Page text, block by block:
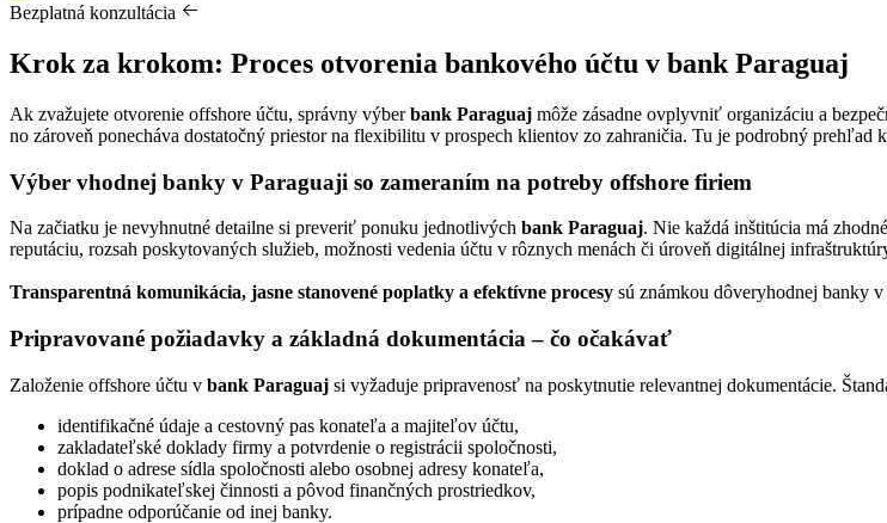
Bezplatná konzultácia
Krok za krokom: Proces otvorenia bankového účtu v bank Paraguaj
Ak zvažujete otvorenie offshore účtu, správny výberbank Paraguaj môže zásadne ovplyvniť organizáciu a
no zároveň ponecháva dostatočný priestor na flexibilitu v prospech klientov zo zahraničia. Tu je podrobný
Výber vhodnej banky v Paraguaji so zameraním na potreby offshore firiem
Na začiatku je nevyhnutné detailne si preveriť ponuku jednotlivých bank Paraguaj. Nie každá inštitúcia má
reputáciu, rozsah poskytovaných služieb, možnosti vedenia účtu v rôznych menách či úroveň digitálnej
Transparentná komunikácia, jasne stanovené poplatky a efektívne procesy sú známkou dôveryhodnej banky
Pripravované požiadavky a základná dokumentácia – čo očakávať
Založenie offshore účtu v bank Paraguaj si vyžaduje pripravenosť na poskytnutie relevantnej dokumentácie.
identifikačné údaje a cestovný pas konateľa a majiteľov účtu,
zakladateľské doklady firmy a potvrdenie o registrácii spoločnosti,
doklad o adrese sídla spoločnosti alebo osobnej adresy konateľa,
popis podnikateľskej činnosti a pôvod finančných prostriedkov,
prípadne odporúčanie od inej banky.